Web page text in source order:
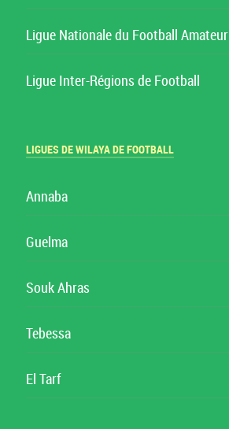
Ligue Nationale du Football Amateur
Ligue Inter-Régions de Football
LIGUES DE WILAYA DE FOOTBALL
Annaba
Guelma
Souk Ahras
Tebessa
El Tarf